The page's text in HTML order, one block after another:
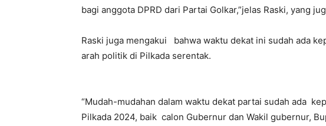
bagi anggota DPRD dari Partai Golkar,”jelas Raski, yang
Raski juga mengakui bahwa waktu dekat ini sudah ada
arah politik di Pilkada serentak.
“Mudah-mudahan dalam waktu dekat partai sudah ada
Pilkada 2024, baik calon Gubernur dan Wakil gubernur,